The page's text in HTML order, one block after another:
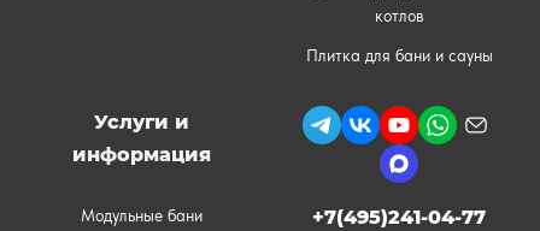
котлов
Плитка для бани и сауны
Услуги и
информация
Модульные бани +7(495)241-04-77